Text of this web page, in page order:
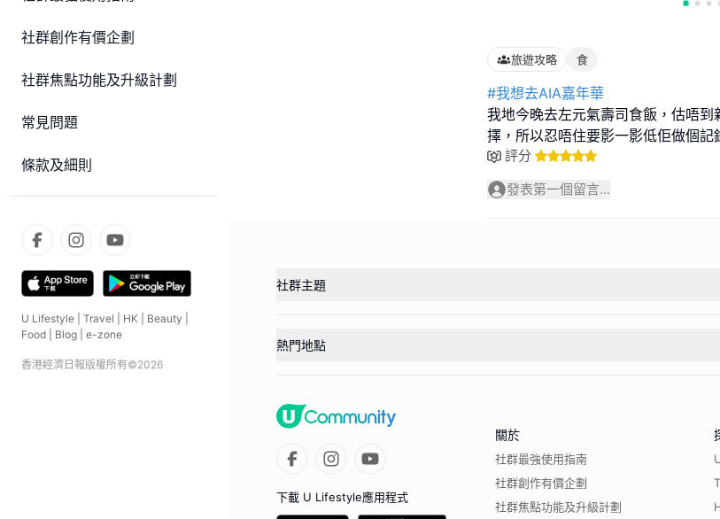
社群創作有價企劃
社群焦點功能及升級計劃
常見問題
條款及細則
U Lifestyle Travel HK Beauty
Food
Blog e-zone
香港經濟日報版權所有©2026
旅遊攻略 食
#我想去AIA嘉年華
我地今晚去左元氣壽司食飯，估唔
擇，所以忍唔住要影一影低佢做個記
評分
發表第一個留言...
社群主題
熱門地點
下載 U Lifestyle應用程式
關於
社群最強使用指南
社群創作有價企劃
社群焦點功能及升級計劃